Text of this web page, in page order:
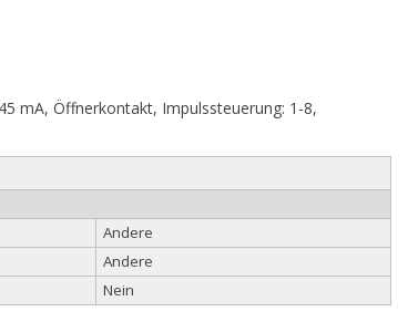
mA, Öffnerkontakt, Impulssteuerung: 1-8,
Andere
Andere
Nein